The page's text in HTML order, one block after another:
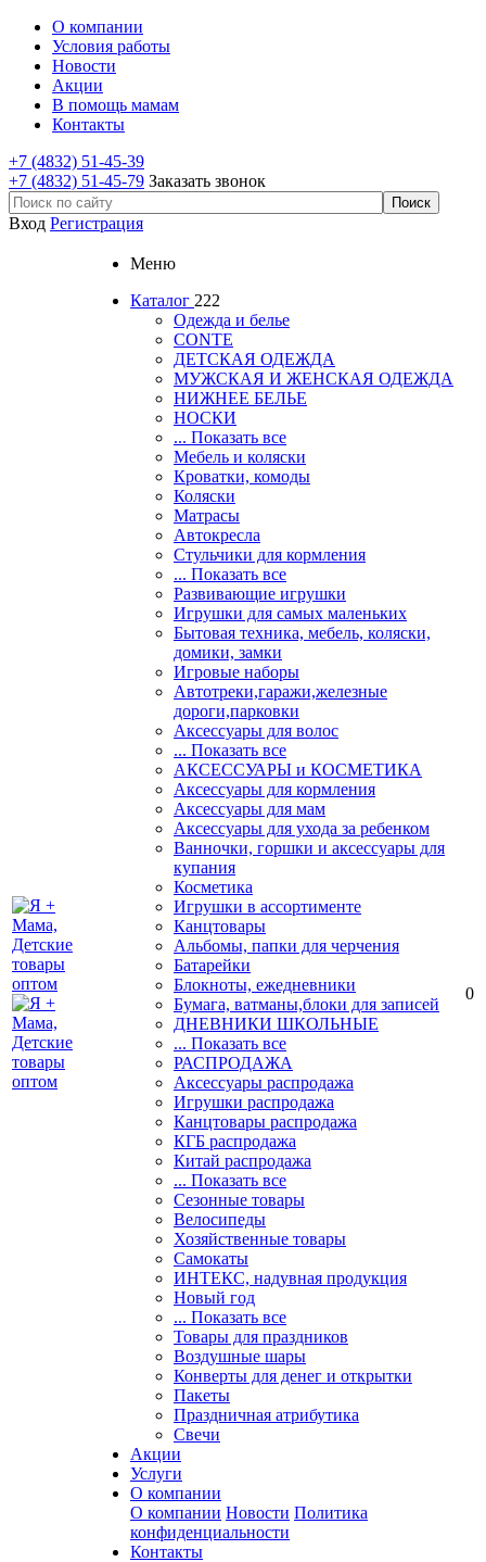
О компании
Условия работы
Новости
Акции
В помощь мамам
Контакты
+7 (4832) 51-45-39
+7 (4832) 51-45-79 Заказать звонок
Вход Регистрация
Меню
Каталог 222
Одежда и белье
CONTE
ДЕТСКАЯ ОДЕЖДА
МУЖСКАЯ И ЖЕНСКАЯ ОДЕЖДА
НИЖНЕЕ БЕЛЬЕ
НОСКИ
... Показать все
Мебель и коляски
Кроватки, комоды
Коляски
Матрасы
Автокресла
Стульчики для кормления
... Показать все
Развивающие игрушки
Игрушки для самых маленьких
Бытовая техника, мебель, коляски,
домики, замки
Игровые наборы
Автотреки,гаражи,железные
дороги,парковки
Аксессуары для волос
... Показать все
АКСЕССУАРЫ и КОСМЕТИКА
Аксессуары для кормления
Аксессуары для мам
Аксессуары для ухода за ребенком
Ванночки, горшки и аксессуары для
купания
Косметика
Игрушки в ассортименте
Канцтовары
Альбомы, папки для черчения
Батарейки
Блокноты, ежедневники
Бумага, ватманы,блоки для записей
ДНЕВНИКИ ШКОЛЬНЫЕ
... Показать все
РАСПРОДАЖА
Аксессуары распродажа
Игрушки распродажа
Канцтовары распродажа
КГБ распродажа
Китай распродажа
... Показать все
Сезонные товары
Велосипеды
Хозяйственные товары
Самокаты
ИНТЕКС, надувная продукция
Новый год
... Показать все
Товары для праздников
Воздушные шары
Конверты для денег и открытки
Пакеты
Праздничная атрибутика
Свечи
Акции
Услуги
О компании
О компании Новости Политика
конфиденциальности
Контакты
0